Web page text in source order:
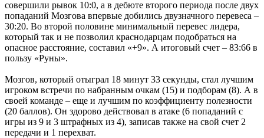
совершили рывок 10:0, а в дебюте второго периода после двух
попаданий Мозгова впервые добились двузначного перевеса –
30:20. Во второй половине минимальный перевес лидера,
который так и не позволил краснодарцам подобраться на
опасное расстояние, составил «+9». А итоговый счет – 83:66 в
пользу «Руны».
Мозгов, который отыграл 18 минут 33 секунды, стал лучшим
игроком встречи по набранным очкам (15) и подборам (8). А в
своей команде – еще и лучшим по коэффициенту полезности
(20 баллов). Он здорово действовал в атаке (6 попаданий с
игры из 9 и 3 штрафных из 4), записав также на свой счет 2
передачи и 1 перехват.